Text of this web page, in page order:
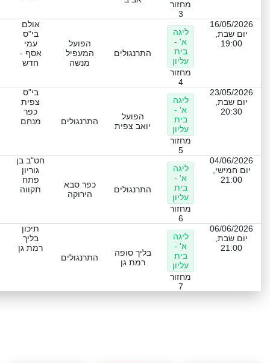
מחזור
3
16/05/2026
יום שבת,
19:00
ליגה
א' -
בית
עליון
מחזור
4
התרנגולים
הפועל
המעפיל
מנשה
אולם
בי"ס
עמי
אסף -
חדש
23/05/2026
יום שבת,
20:30
ליגה
א' -
בית
עליון
מחזור
5
הפועל
יואב צפית
התרנגולים
בי"ס
צפית
כפר
מנחם
04/06/2026
יום חמישי,
21:00
ליגה
א' -
בית
עליון
מחזור
6
התרנגולים
כפר סבא
הירוקה
חט"ב בן
גוריון
פתח
תקווה
06/06/2026
יום שבת,
21:00
ליגה
א' -
בית
עליון
מחזור
7
בליך סופה
רמת גן
התרנגולים
תיכון
בליך
רמת גן